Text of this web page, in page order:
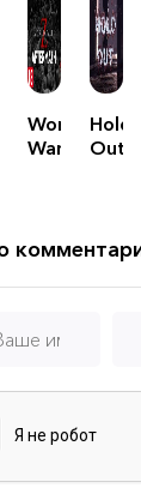
World
War
Hold
Out